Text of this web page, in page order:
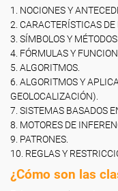
1. NOCIONES Y
2. CARACTERÍSTICAS DE
3. SÍMBOLOS Y
4. FÓRMULAS Y
5. ALGORITMOS.
6. ALGORITMOS Y
GEOLOCALIZACIÓN).
7. SISTEMAS BASADOS
8. MOTORES DE
9. PATRONES.
10. REGLAS Y
¿Cómo son las